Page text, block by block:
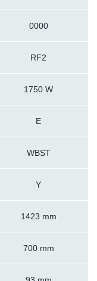
0000
RF2
1750 W
E
WBST
Y
1423 mm
700 mm